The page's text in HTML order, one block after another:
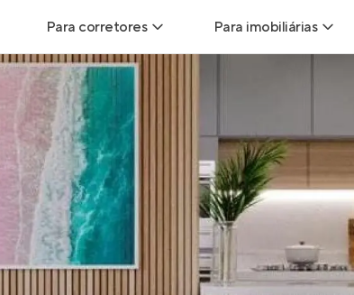
Para corretores
Leads para Corretores
Corretor+
Parcerias imobiliárias
Hub de Corretores
Perfil Verificado
Para imobiliárias
Hub de
Anunciar imóveis